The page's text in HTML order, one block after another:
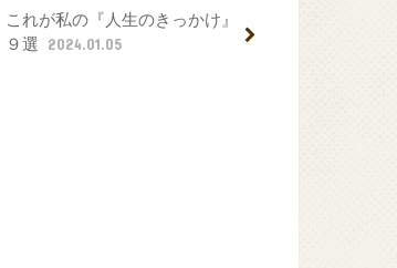
これが私の『人生のきっかけ』
９選
2024.01.05